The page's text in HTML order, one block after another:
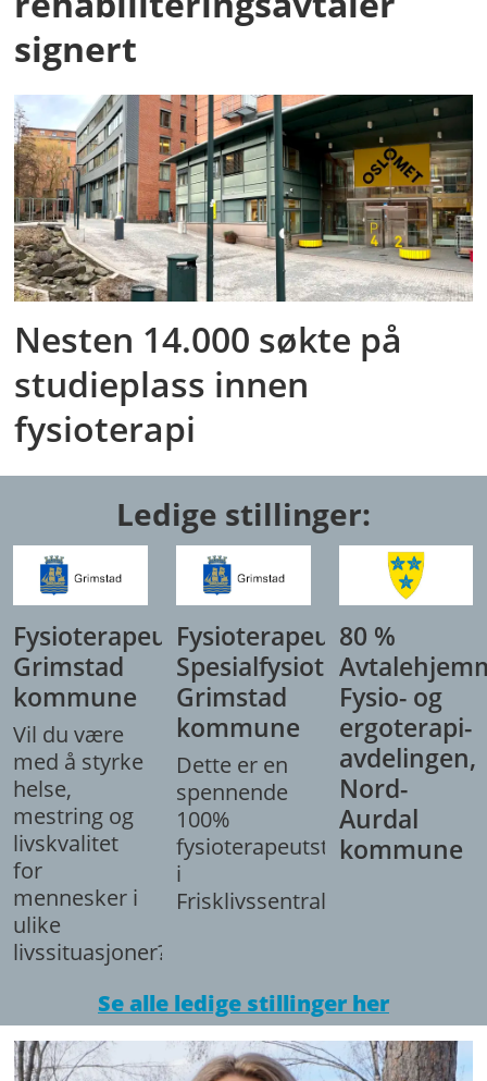
signert
Nesten 14.000 søkte på
studieplass innen
fysioterapi
Ledige stillinger:
Fysioterapeut,
Grimstad
kommune
Vil du være
med å styrke
helse,
mestring og
livskvalitet
for
mennesker i
ulike
livssituasjoner?
Fysioterapeut/
Spesialfysioterapeut,
Grimstad
kommune
Dette er en
spennende
100%
fysioterapeutstilling
i
Frisklivssentralen.
80 %
Fysio- og
ergoterapi-
avdelingen,
Nord-
Aurdal
kommune
Se alle ledige stillinger her